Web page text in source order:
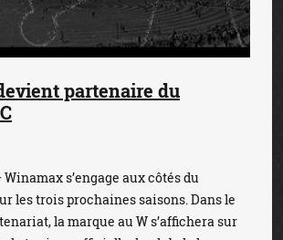
partenaire du
Winamax s’engage aux côtés du
les trois prochaines saisons. Dans le
la marque au W s’affichera sur